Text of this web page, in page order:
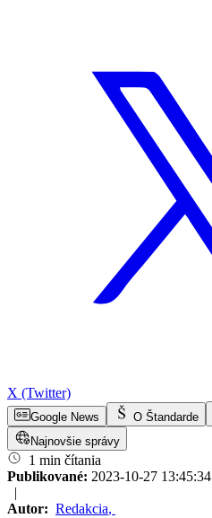
X (Twitter)
Google News O Štandarde
Najnovšie správy
1 min čítania
Publikované: 2023-10-27 13:45:34
|
Autor: Redakcia,